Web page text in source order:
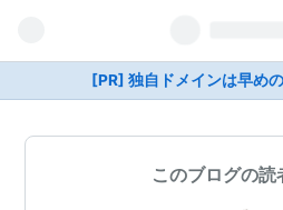
[PR] 独自ドメインは早め
このブログの読